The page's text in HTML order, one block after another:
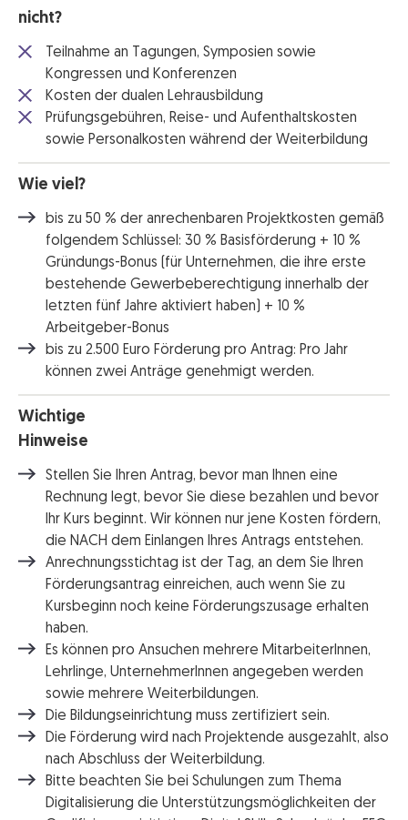
nicht?
Teilnahme an Tagungen, Symposien sowie
Kongressen und Konferenzen
Kosten der dualen Lehrausbildung
Prüfungsgebühren, Reise- und Aufenthaltskosten
sowie Personalkosten während der Weiterbildung
Wie viel?
bis zu 50 % der anrechenbaren Projektkosten gemäß
folgendem Schlüssel: 30 % Basisförderung + 10 %
Gründungs-Bonus (für Unternehmen, die ihre erste
bestehende Gewerbeberechtigung innerhalb der
letzten fünf Jahre aktiviert haben) + 10 %
Arbeitgeber-Bonus
bis zu 2.500 Euro Förderung pro Antrag: Pro Jahr
können zwei Anträge genehmigt werden.
Wichtige
Hinweise
Stellen Sie Ihren Antrag, bevor man Ihnen eine
Rechnung legt, bevor Sie diese bezahlen und bevor
Ihr Kurs beginnt. Wir können nur jene Kosten fördern,
die NACH dem Einlangen Ihres Antrags entstehen.
Anrechnungsstichtag ist der Tag, an dem Sie Ihren
Förderungsantrag einreichen, auch wenn Sie zu
Kursbeginn noch keine Förderungszusage erhalten
haben.
Es können pro Ansuchen mehrere MitarbeiterInnen,
Lehrlinge, UnternehmerInnen angegeben werden
sowie mehrere Weiterbildungen.
Die Bildungseinrichtung muss zertifiziert sein.
Die Förderung wird nach Projektende ausgezahlt, also
nach Abschluss der Weiterbildung.
Bitte beachten Sie bei Schulungen zum Thema
Digitalisierung die Unterstützungsmöglichkeiten der